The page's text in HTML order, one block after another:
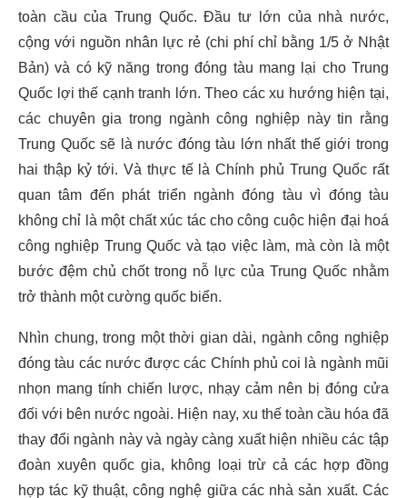
toàn cầu của Trung Quốc. Đầu tư lớn của nhà nước,
cộng với nguồn nhân lực rẻ (chi phí chỉ bằng 1/5 ở Nhật
Bản) và có kỹ năng trong đóng tàu mang lại cho Trung
Quốc lợi thế cạnh tranh lớn. Theo các xu hướng hiện tại,
các chuyên gia trong ngành công nghiệp này tin rằng
Trung Quốc sẽ là nước đóng tàu lớn nhất thế giới trong
hai thập kỷ tới. Và thực tế là Chính phủ Trung Quốc rất
quan tâm đến phát triển ngành đóng tàu vì đóng tàu
không chỉ là một chất xúc tác cho công cuộc hiện đại hoá
công nghiệp Trung Quốc và tạo việc làm, mà còn là một
bước đệm chủ chốt trong nỗ lực của Trung Quốc nhằm
trở thành một cường quốc biển.
Nhìn chung, trong một thời gian dài, ngành công nghiệp
đóng tàu các nước được các Chính phủ coi là ngành mũi
nhọn mang tính chiến lược, nhạy cảm nên bị đóng cửa
đối với bên nước ngoài. Hiện nay, xu thế toàn cầu hóa đã
thay đổi ngành này và ngày càng xuất hiện nhiều các tập
đoàn xuyên quốc gia, không loại trừ cả các hợp đồng
hợp tác kỹ thuật, công nghệ giữa các nhà sản xuất. Các